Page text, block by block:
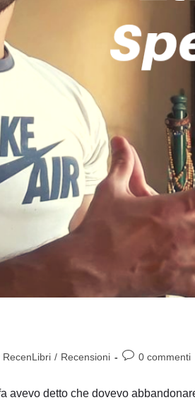
RecenLibri / Recensioni
Commenti
0 commenti
detto che dovevo